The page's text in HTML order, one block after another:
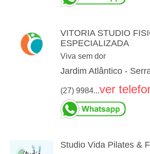
VITORIA STUDIO
ESPECIALIZADA
Viva sem dor
Jardim Atlântico -
(27) 9984...ver
Studio Vida Pilates &